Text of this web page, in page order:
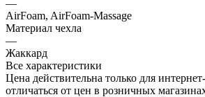
—
AirFoam, AirFoam-Massage
Материал чехла
—
Жаккард
Все характеристики
Цена действительна только для
отличаться от цен в розничных